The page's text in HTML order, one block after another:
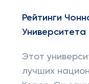
Рейтинги
Университета
Этот
лучших